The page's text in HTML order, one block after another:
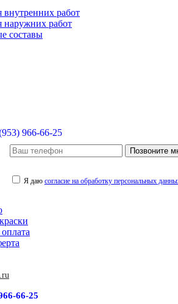
внутренних работ
наружних работ
составы
966-66-25
Позвоните
Я даю согласие на обработку персональных
66-25